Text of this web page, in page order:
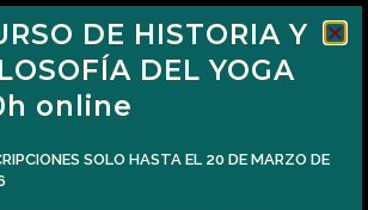
DE HISTORIA Y
DEL YOGA
online
SOLO HASTA EL 20 DE MARZO DE